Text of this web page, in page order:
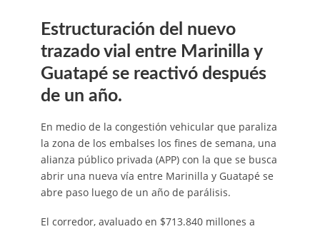
Estructuración del nuevo
trazado vial entre Marinilla y
Guatapé se reactivó después
de un año.
En medio de la congestión vehicular que paraliza
la zona de los embalses los fines de semana, una
alianza público privada (APP) con la que se busca
abrir una nueva vía entre Marinilla y Guatapé se
abre paso luego de un año de parálisis.
El corredor, avaluado en $713.840 millones a